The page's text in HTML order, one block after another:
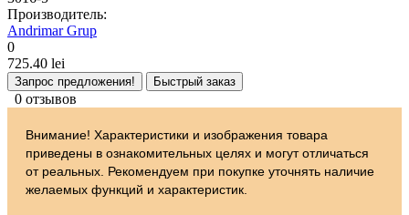
Производитель:
Andrimar Grup
0
725.40 lei
Запрос предложения! Быстрый заказ
0 отзывов
Внимание! Характеристики и изображения товара
приведены в ознакомительных целях и могут отличаться
от реальных. Рекомендуем при покупке уточнять наличие
желаемых функций и характеристик.